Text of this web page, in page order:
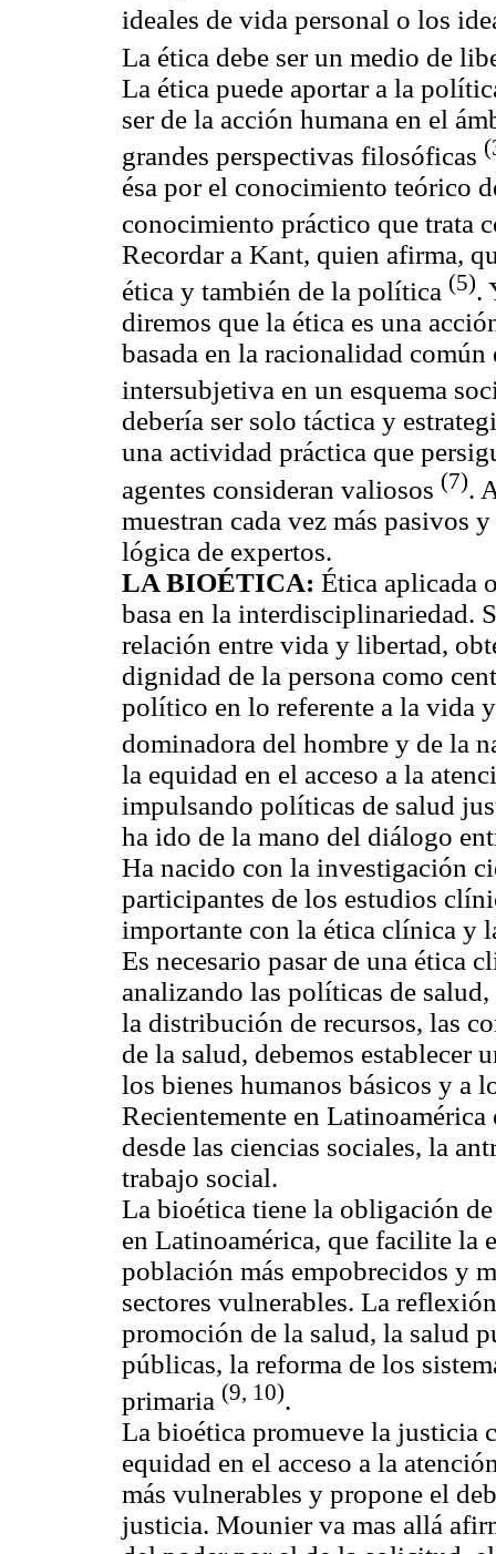
ideales de vida personal o los
La ética debe ser un medio de
La ética puede aportar a la
ser de la acción humana en el
grandes perspectivas filosóficas
ésa por el conocimiento teórico
conocimiento práctico que trata
Recordar a Kant, quien afirma,
ética y también de la política (5).
diremos que la ética es una
basada en la racionalidad
intersubjetiva en un esquema
debería ser solo táctica y
una actividad práctica que
agentes consideran valiosos (7).
muestran cada vez más pasivos
lógica de expertos.
LA BIOÉTICA: Ética aplicada
basa en la interdisciplinariedad.
relación entre vida y libertad,
dignidad de la persona como
político en lo referente a la vida
dominadora del hombre y de la
la equidad en el acceso a la
impulsando políticas de salud
ha ido de la mano del diálogo
Ha nacido con la investigación
participantes de los estudios
importante con la ética clínica y
Es necesario pasar de una ética
analizando las políticas de
la distribución de recursos, las
de la salud, debemos establecer
los bienes humanos básicos y a
Recientemente en
desde las ciencias sociales, la
trabajo social.
La bioética tiene la obligación
en Latinoamérica, que facilite la
población más empobrecidos y
sectores vulnerables. La
promoción de la salud, la salud
públicas, la reforma de los
primaria (9, 10).
La bioética promueve la justicia
equidad en el acceso a la
más vulnerables y propone el
justicia. Mounier va mas allá